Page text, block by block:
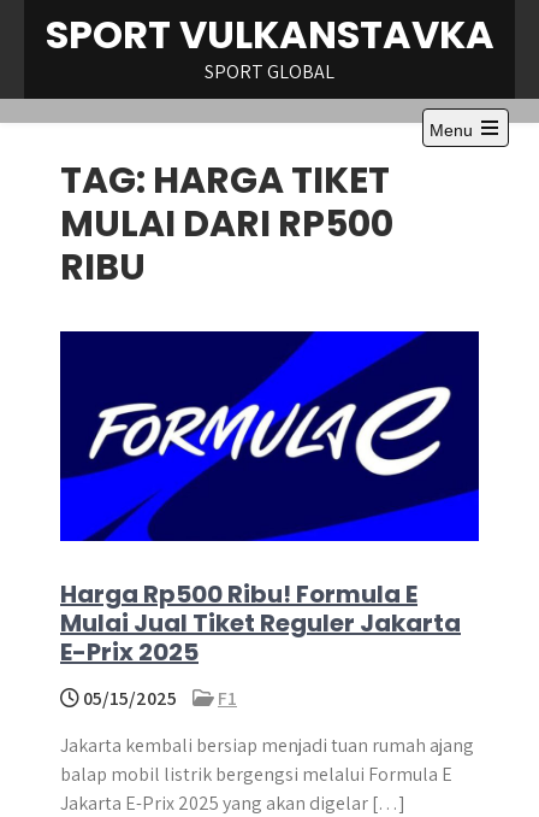
SPORT VULKANSTAVKA
SPORT GLOBAL
Menu
Open
TAG: HARGA TIKET
MULAI DARI RP500
RIBU
Harga Rp500 Ribu! Formula E
Mulai Jual Tiket Reguler Jakarta
E-Prix 2025
05/15/2025
F1
Jakarta kembali bersiap menjadi tuan rumah ajang
balap mobil listrik bergengsi melalui Formula E
Jakarta E-Prix 2025 yang akan digelar […]